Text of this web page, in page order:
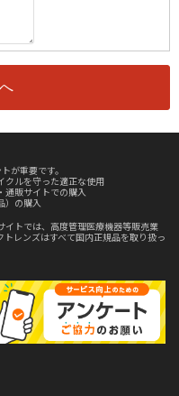
が重要です。
ルを守った適正な使用
販サイトでの購入
）の購入
イトでは、高度管理医療機器等販売業
レンズはすべて国内正規品を取り扱っ